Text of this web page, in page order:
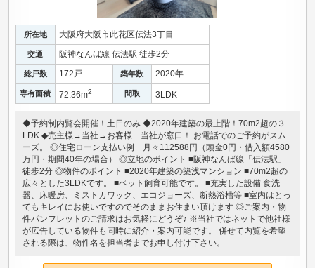
所在地 大阪府大阪市此花区伝法3丁目
交通 阪神なんば線 伝法駅 徒歩2分
総戸数 172戸 築年数 2020年
専有面積 72.36m2 間取 3LDK
◆予約制内覧会開催！土日のみ ◆2020年建築の最上階！70m2超の３
LDK ◆売主様→当社→お客様 当社が窓口！ お電話でのご予約がスム
ーズ。 ◎住宅ローン支払い例 月々112588円（頭金0円・借入額4580
万円・期間40年の場合） ◎立地のポイント ■阪神なんば線「伝法駅」
徒歩2分 ◎物件のポイント ■2020年建築の築浅マンション ■70m2超の
広々とした3LDKです。 ■ペット飼育可能です。 ■充実した設備 食洗
器、床暖房、ミストカワック、エコジョーズ、断熱浴槽等 ■室内はとっ
てもキレイにお使いですのでそのままお住まい頂けます ◎ご案内・物
件パンフレットのご請求はお気軽にどうぞ♪ ※当社ではネットで他社様
が広告している物件も同時に紹介・案内可能です。 併せて内覧を希望
される際は、物件名を担当者までお申し付け下さい。